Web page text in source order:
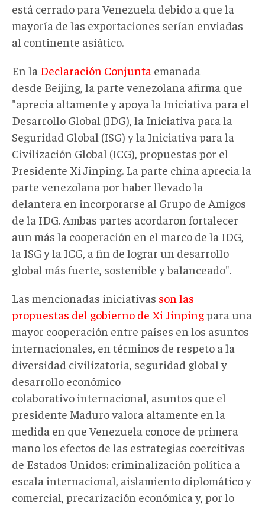
está cerrado para Venezuela debido a que la
mayoría de las exportaciones serían enviadas
al continente asiático.
En la Declaración Conjunta emanada
desde Beijing, la parte venezolana afirma que
"aprecia altamente y apoya la Iniciativa para el
Desarrollo Global (IDG), la Iniciativa para la
Seguridad Global (ISG) y la Iniciativa para la
Civilización Global (ICG), propuestas por el
Presidente Xi Jinping. La parte china aprecia la
parte venezolana por haber llevado la
delantera en incorporarse al Grupo de Amigos
de la IDG. Ambas partes acordaron fortalecer
aun más la cooperación en el marco de la IDG,
la ISG y la ICG, a fin de lograr un desarrollo
global más fuerte, sostenible y balanceado".
Las mencionadas iniciativas son las
propuestas del gobierno de Xi Jinpingpara una
mayor cooperación entre países en los asuntos
internacionales, en términos de respeto a la
diversidad civilizatoria, seguridad global y
desarrollo económico
colaborativo internacional, asuntos que el
presidente Maduro valora altamente en la
medida en que Venezuela conoce de primera
mano los efectos de las estrategias coercitivas
de Estados Unidos: criminalización política a
escala internacional, aislamiento diplomático y
comercial, precarización económica y, por lo